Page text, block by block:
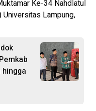
Ke-34 Nahdlatul
Universitas Lampung,
hingga